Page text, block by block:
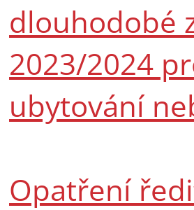
dlouhodobé
2023/2024
ubytování
Opatření